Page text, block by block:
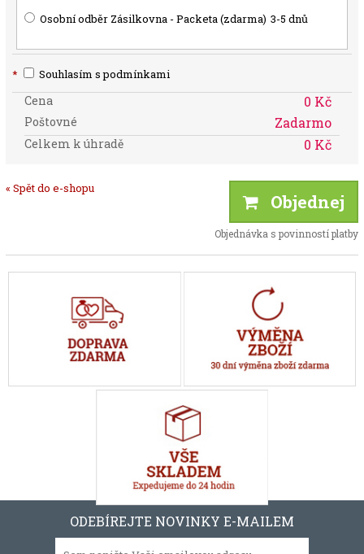
Osobní odběr Zásilkovna - Packeta (zdarma) 3-5 dnů
* Souhlasím s podmínkami
Cena 0 Kč
Poštovné Zadarmo
Celkem k úhradě 0 Kč
« Spět do e-shopu
Objednej
Objednávka s povinností platby
ODEBÍREJTE NOVINKY E-MAILEM